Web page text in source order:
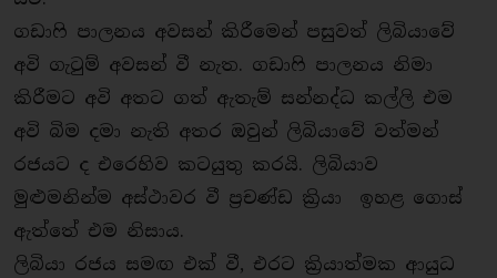
ගඩාෆි පාලනය අවසන් කිරීමෙන් පසුවත් ලිබියාවේ
අවි ගැටුම් අවසන් වී නැත. ගඩාෆි පාලනය නිමා
කිරීමට අවි අතට ගත් ඇතැම් සන්නද්ධ කල්ලි එම
අවි බිම දමා නැති අතර ඔවුන් ලිබියාවේ වත්මන්
රජයට ද එරෙහිව කටයුතු කරයි. ලිබියාව
මුළුමනින්ම අස්ථාවර වී ප‍්‍රචණ්ඩ කි‍්‍රයා ඉහළ ගොස්
ඇත්තේ එම නිසාය.
ලිබියා රජය සමඟ එක් වී, එරට කි‍්‍රයාත්මක ආයුධ